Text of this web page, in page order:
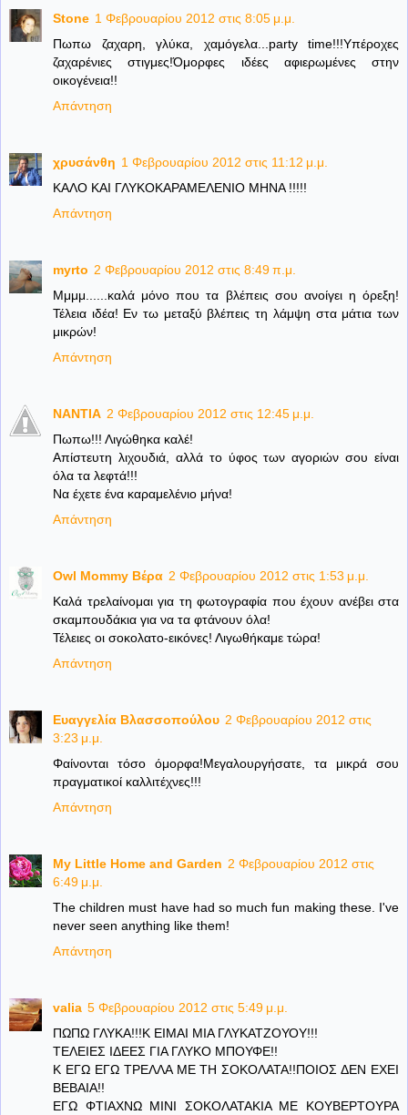
Stone 1 Φεβρουαρίου 2012 στις 8:05 μ.μ.
Πωπω ζαχαρη, γλύκα, χαμόγελα...party time!!!Υπέροχες
ζαχαρένιες στιγμες!Όμορφες ιδέες αφιερωμένες στην
οικογένεια!!
Απάντηση
χρυσάνθη 1 Φεβρουαρίου 2012 στις 11:12 μ.μ.
ΚΑΛΟ ΚΑΙ ΓΛΥΚΟΚΑΡΑΜΕΛΕΝΙΟ ΜΗΝΑ !!!!!
Απάντηση
myrto 2 Φεβρουαρίου 2012 στις 8:49 π.μ.
Μμμμ......καλά μόνο που τα βλέπεις σου ανοίγει η όρεξη!
Τέλεια ιδέα! Εν τω μεταξύ βλέπεις τη λάμψη στα μάτια των
μικρών!
Απάντηση
NANTIA 2 Φεβρουαρίου 2012 στις 12:45 μ.μ.
Πωπω!!! Λιγώθηκα καλέ!
Απίστευτη λιχουδιά, αλλά το ύφος των αγοριών σου είναι
όλα τα λεφτά!!!
Να έχετε ένα καραμελένιο μήνα!
Απάντηση
Owl Mommy Βέρα 2 Φεβρουαρίου 2012 στις 1:53 μ.μ.
Καλά τρελαίνομαι για τη φωτογραφία που έχουν ανέβει στα
σκαμπουδάκια για να τα φτάνουν όλα!
Τέλειες οι σοκολατο-εικόνες! Λιγωθήκαμε τώρα!
Απάντηση
Ευαγγελία Βλασσοπούλου 2 Φεβρουαρίου 2012 στις
3:23 μ.μ.
Φαίνονται τόσο όμορφα!Μεγαλουργήσατε, τα μικρά σου
πραγματικοί καλλιτέχνες!!!
Απάντηση
My Little Home and Garden 2 Φεβρουαρίου 2012 στις
6:49 μ.μ.
The children must have had so much fun making these. I've
never seen anything like them!
Απάντηση
valia 5 Φεβρουαρίου 2012 στις 5:49 μ.μ.
ΠΩΠΩ ΓΛΥΚΑ!!!Κ ΕΙΜΑΙ ΜΙΑ ΓΛΥΚΑΤΖΟΥΟΥ!!!
ΤΕΛΕΙΕΣ ΙΔΕΕΣ ΓΙΑ ΓΛΥΚΟ ΜΠΟΥΦΕ!!
Κ ΕΓΩ ΕΓΩ ΤΡΕΛΛΑ ΜΕ ΤΗ ΣΟΚΟΛΑΤΑ!!ΠΟΙΟΣ ΔΕΝ ΕΧΕΙ
ΒΕΒΑΙΑ!!
ΕΓΩ ΦΤΙΑΧΝΩ ΜΙΝΙ ΣΟΚΟΛΑΤΑΚΙΑ ΜΕ ΚΟΥΒΕΡΤΟΥΡΑ